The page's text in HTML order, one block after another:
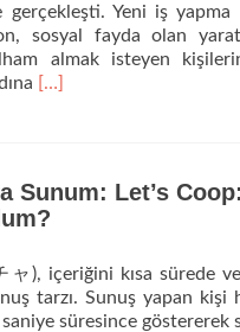
gerçekleşti. Yeni iş
sosyal fayda olan
almak isteyen
Daha
Talks
Sunum:
Coop:
Platform
Kooperatifçiliği
[…]
Sunum: Let’s
), içeriğini kısa sürede
tarzı. Sunuş yapan
süresince göstererek